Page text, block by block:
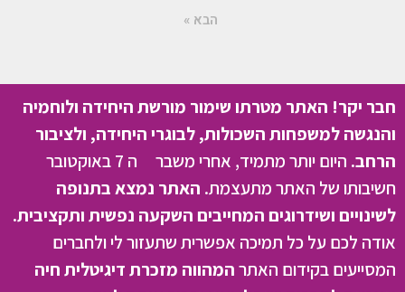
הבא »
חבר יקר! האתר מטרתו שימור מורשת היחידה ולוחמיה
והנגשה למשפחות השכולות, לבוגרי היחידה, ולציבור
הרחב.
היום יותר מתמיד, אחרי משבר ה 7 באוקטובר
חשיבותו של האתר מתעצמת. האתר נמצא בתנופה
לשינויים ושידרוגים המחייבים השקעה נפשית ותקציבית.
אודה לכם על כל תמיכה אפשרית שתעזור לי ולחברים
המסייעים בקידום האתרהמהווה מזכרת דיגיטלית חיה